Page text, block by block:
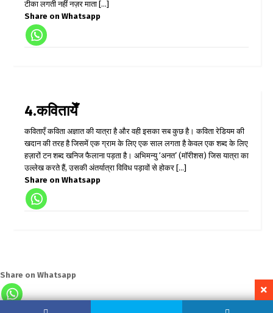
टीका लगती नहीं नज़र माता [...]
Share on Whatsapp
4.कवितायेँ
कविताएँ कविता अज्ञात की यात्रा है और वही इसका सब कुछ है। कविता रेडियम की
खदान की तरह है जिसमें एक ग्राम के लिए एक साल लगता है केवल एक शब्द के लिए
हज़ारों टन शब्द खनिज फैलाना पड़ता है। अभिमन्यु ‘अनत’ (मॉरीशस) जिस यात्रा का
उल्लेख करते हैं, उसकी अंतर्यात्रा विविध पड़ावों से होकर [...]
Share on Whatsapp
Share on Whatsapp